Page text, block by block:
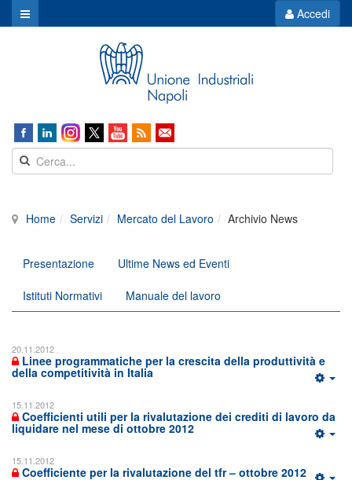
Accedi
Home Servizi Mercato del Lavoro Archivio News
Presentazione Ultime News ed Eventi
Istituti Normativi Manuale del lavoro
20.11.2012
Linee programmatiche per la crescita della produttività e
della competitività in Italia
15.11.2012
Coefficienti utili per la rivalutazione dei crediti di lavoro da
liquidare nel mese di ottobre 2012
15.11.2012
Coefficiente per la rivalutazione del tfr – ottobre 2012